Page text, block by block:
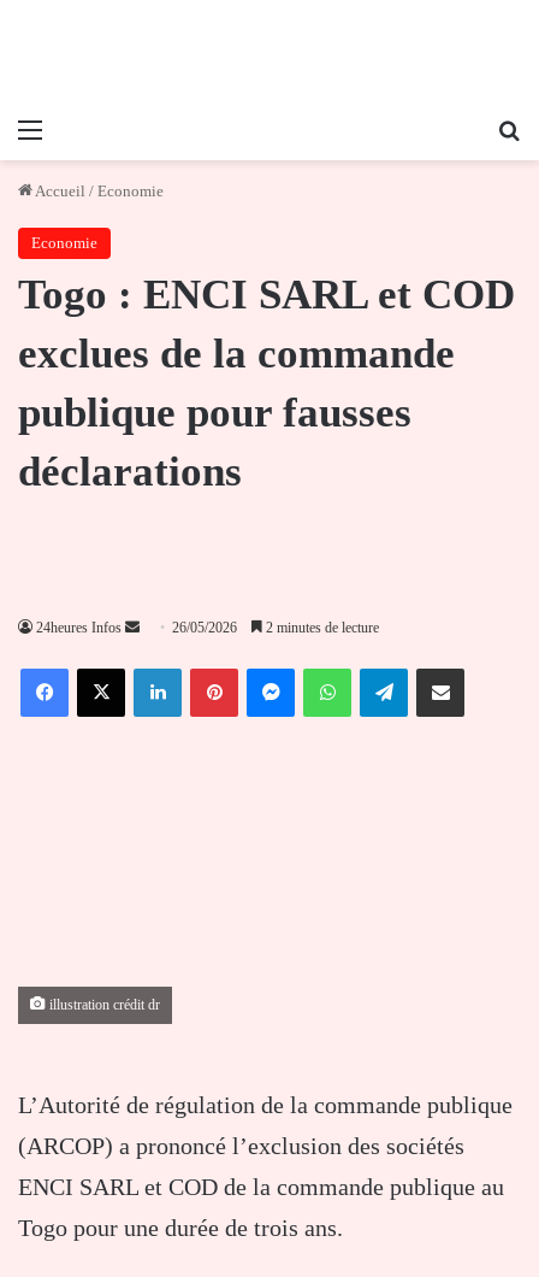
Menu
Accueil / Economie
Economie
Togo : ENCI SARL et COD
exclues de la commande
publique pour fausses
déclarations
24heures Infos
Envoyer
courriel
26/05/2026 2 minutes de lecture
FacebookX LinkedinPinterestMessengerWhatsAppTelegramPartager par email
illustration crédit dr
L’Autorité de régulation de la commande publique
(ARCOP) a prononcé l’exclusion des sociétés
ENCI SARL et COD de la commande publique au
Togo pour une durée de trois ans.